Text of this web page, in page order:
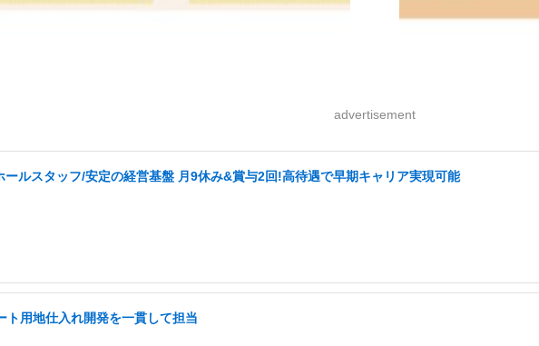
advertisement
ルスタッフ/安定の経営基盤 月9休み&賞与2回!高待遇で早期キャリア実現可能
ト用地仕入れ開発を一貫して担当